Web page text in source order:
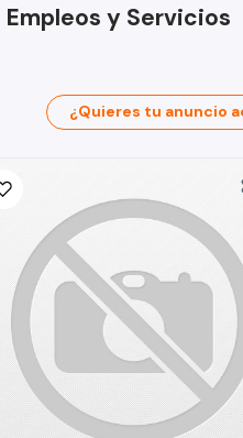
Empleos y Servicios
¿Quieres tu anuncio